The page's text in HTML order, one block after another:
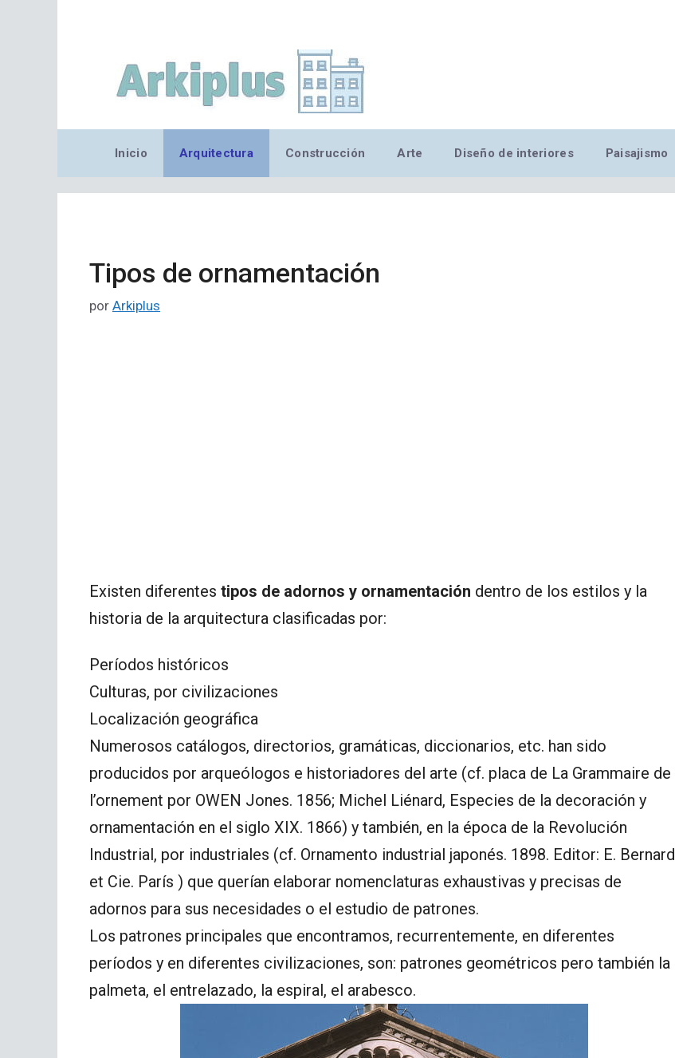
Inicio Arquitectura Construcción Arte Diseño de interiores Paisajismo
Tipos de ornamentación
por Arkiplus
Existen diferentes tipos de adornos y ornamentación dentro de los estilos y la
historia de la arquitectura clasificadas por:
Períodos históricos
Culturas, por civilizaciones
Localización geográfica
Numerosos catálogos, directorios, gramáticas, diccionarios, etc. han sido
producidos por arqueólogos e historiadores del arte (cf. placa de La Grammaire de
l’ornement por OWEN Jones. 1856; Michel Liénard, Especies de la decoración y
ornamentación en el siglo XIX. 1866) y también, en la época de la Revolución
Industrial, por industriales (cf. Ornamento industrial japonés. 1898. Editor: E. Bernard
et Cie. París ) que querían elaborar nomenclaturas exhaustivas y precisas de
adornos para sus necesidades o el estudio de patrones.
Los patrones principales que encontramos, recurrentemente, en diferentes
períodos y en diferentes civilizaciones, son: patrones geométricos pero también la
palmeta, el entrelazado, la espiral, el arabesco.